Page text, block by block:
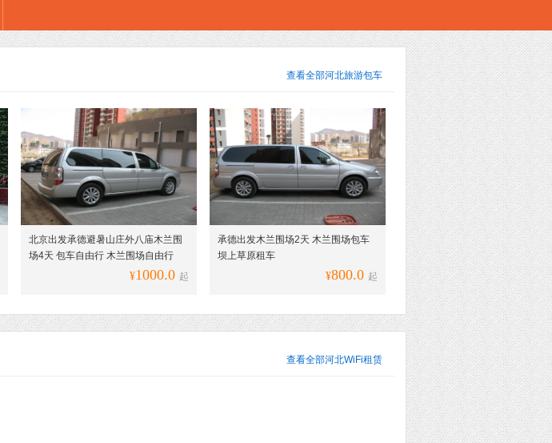
查看全部河北旅游包车
北京出发承德避暑山庄外八庙木兰围
场4天 包车自由行 木兰围场自由行
¥1000.0 起
承德出发木兰围场2天 木兰围场包车
坝上草原租车
¥800.0 起
查看全部河北WiFi租赁